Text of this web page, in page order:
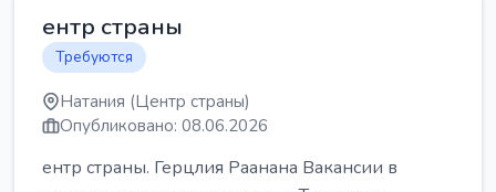
ентр страны
Требуются
Натания (Центр страны)
Опубликовано: 08.06.2026
ентр страны. Герцлия Раанана Вакансии в